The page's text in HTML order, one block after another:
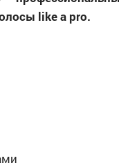
like a pro.